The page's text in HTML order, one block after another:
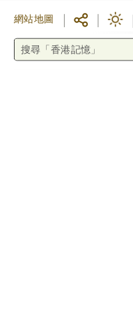
網站地圖